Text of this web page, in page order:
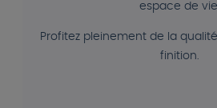
espace de
Profitez pleinement de la
finition.